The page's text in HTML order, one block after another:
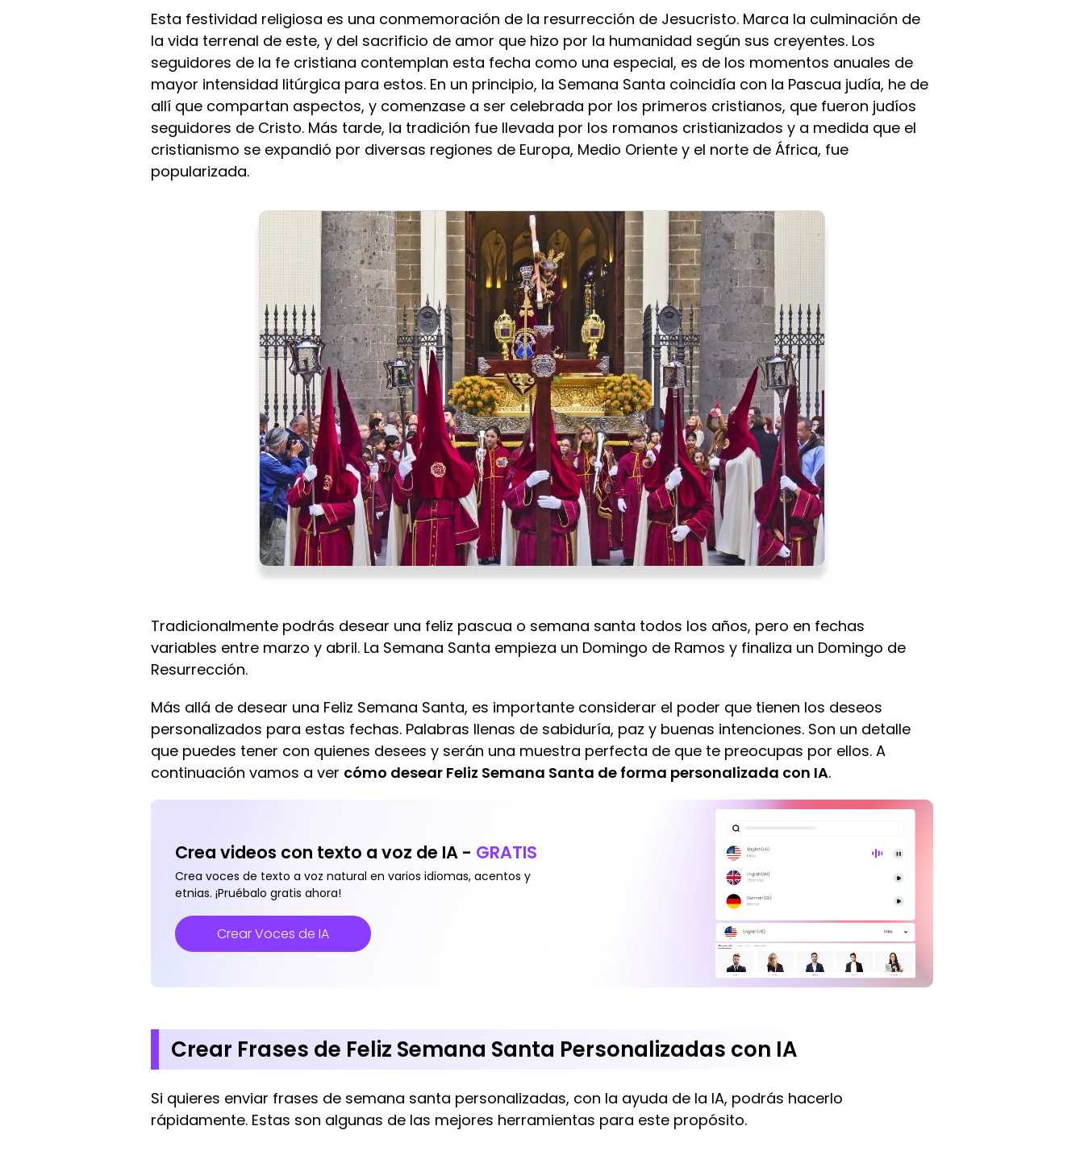
Esta festividad religiosa es una conmemoración de la resurrección de Jesucristo. Marca la culminación de
la vida terrenal de este, y del sacrificio de amor que hizo por la humanidad según sus creyentes. Los
seguidores de la fe cristiana contemplan esta fecha como una especial, es de los momentos anuales de
mayor intensidad litúrgica para estos. En un principio, la Semana Santa coincidía con la Pascua judía, he de
allí que compartan aspectos, y comenzase a ser celebrada por los primeros cristianos, que fueron judíos
seguidores de Cristo. Más tarde, la tradición fue llevada por los romanos cristianizados y a medida que el
cristianismo se expandió por diversas regiones de Europa, Medio Oriente y el norte de África, fue
popularizada.
Tradicionalmente podrás desear una feliz pascua o semana santa todos los años, pero en fechas
variables entre marzo y abril. La Semana Santa empieza un Domingo de Ramos y finaliza un Domingo de
Resurrección.
Más allá de desear una Feliz Semana Santa, es importante considerar el poder que tienen los deseos
personalizados para estas fechas. Palabras llenas de sabiduría, paz y buenas intenciones. Son un detalle
que puedes tener con quienes desees y serán una muestra perfecta de que te preocupas por ellos. A
continuación vamos a ver cómo desear Feliz Semana Santa de forma personalizada con IA.
Crea videos con texto a voz de IA - GRATIS
Crea voces de texto a voz natural en varios idiomas, acentos y
etnias. ¡Pruébalo gratis ahora!
Crear Voces de IA
Crear Frases de Feliz Semana Santa Personalizadas con IA
Si quieres enviar frases de semana santa personalizadas, con la ayuda de la IA, podrás hacerlo
rápidamente. Estas son algunas de las mejores herramientas para este propósito.